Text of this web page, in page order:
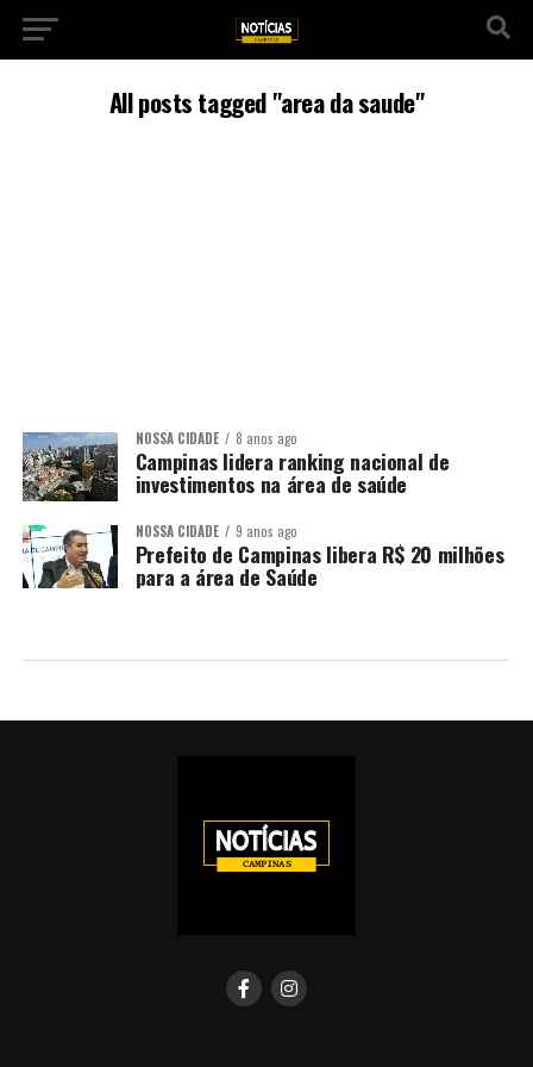
All posts tagged "area da saude"
NOSSA CIDADE 8 anos ago
Campinas lidera ranking nacional de
investimentos na área de saúde
NOSSA CIDADE 9 anos ago
Prefeito de Campinas libera R$ 20 milhões
para a área de Saúde